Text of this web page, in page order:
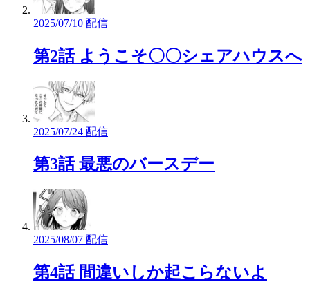
2025/07/10 配信
第2話 ようこそ〇〇シェアハウスへ
2025/07/24 配信
第3話 最悪のバースデー
2025/08/07 配信
第4話 間違いしか起こらないよ